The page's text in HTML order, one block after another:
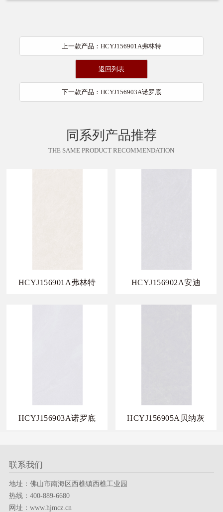
上一款产品：HCYJ156901A弗林特
返回列表
下一款产品：HCYJ156903A诺罗底
同系列产品推荐
THE SAME PRODUCT RECOMMENDATION
HCYJ156901A弗林特 HCYJ156902A安迪
HCYJ156903A诺罗底 HCYJ156905A贝纳灰
联系我们
地址：佛山市南海区西樵镇西樵工业园
热线：400-889-6680
网址：www.hjmcz.cn